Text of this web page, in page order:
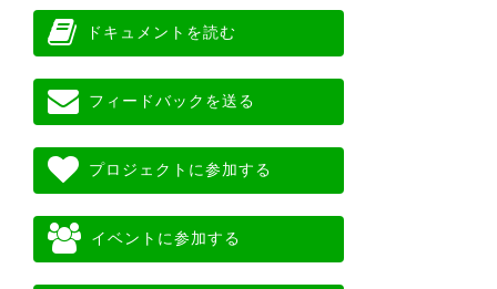
ドキュメントを読む
フィードバックを送る
プロジェクトに参加する
イベントに参加する